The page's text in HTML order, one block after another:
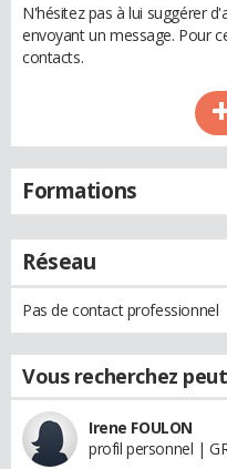
N'hésitez pas à lui suggérer
envoyant un message. Pour
contacts.
Formations
Réseau
Pas de contact professionnel
Vous recherchez
Irene FOULON
profil personnel |